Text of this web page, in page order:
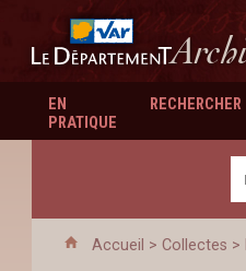
Département du Var
EN
PRATIQUE
RECHERCHER
Accueil > Collectes >